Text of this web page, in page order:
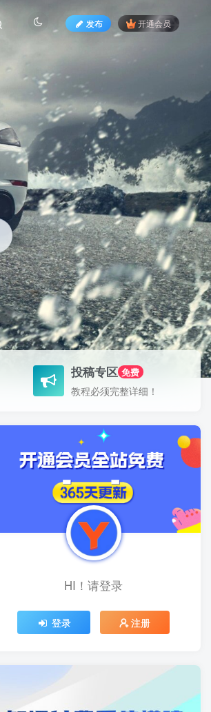
发布 开通会员
投稿专区 免费
教程必须完整详细！
HI！请登录
登录 注册